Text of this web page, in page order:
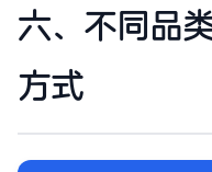
六、不同品
方式